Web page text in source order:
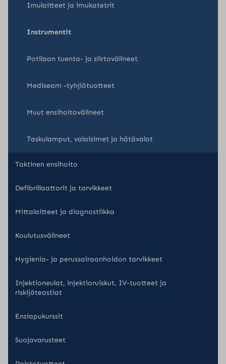
Imulaitteet ja imukatetrit
Instrumentit
Potilaan tuenta- ja siirtovälineet
Mediseam -tyhjiötuotteet
Muut ensihoitovälineet
Taskulamput, valaisimet ja hätävalot
Taktinen ensihoito
Defibrillaattorit ja tarvikkeet
Mittalaitteet ja diagnostiikka
Koulutusvälineet
Hygienia- ja perussairaanhoidon tarvikkeet
Injektioneulat, injektioruiskut, IV-tuotteet ja
riskijäteastiat
Ensiapukurssit
Suojavarusteet